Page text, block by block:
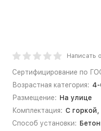
Написать
Сертифицирование по
Возрастная категория: 4-
Размещение: На улице
Комплектация: С горкой,
Способ установки: